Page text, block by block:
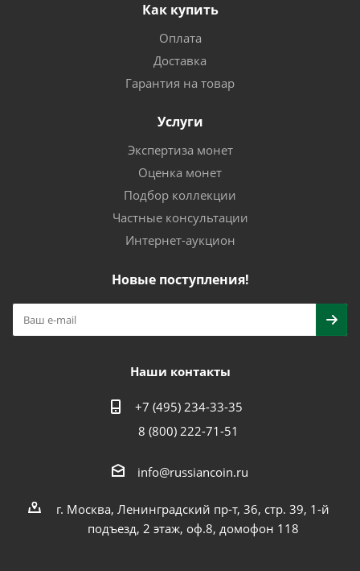
Как купить
Оплата
Доставка
Гарантия на товар
Услуги
Экспертиза монет
Оценка монет
Подбор коллекции
Частные консультации
Интернет-аукцион
Новые поступления!
Наши контакты
+7 (495) 234-33-35
8 (800) 222-71-51
info@russiancoin.ru
г. Москва, Ленинградский пр-т, 36, стр. 39, 1-й
подъезд, 2 этаж, оф.8, домофон 118